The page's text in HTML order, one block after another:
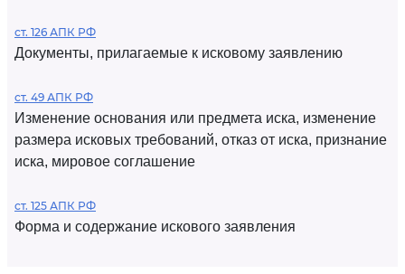
ст. 126 АПК РФ
Документы, прилагаемые к исковому заявлению
ст. 49 АПК РФ
Изменение основания или предмета иска, изменение
размера исковых требований, отказ от иска, признание
иска, мировое соглашение
ст. 125 АПК РФ
Форма и содержание искового заявления